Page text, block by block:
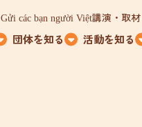
Gửi các bạn người Việt講演・取
団体を知る 活動を知る